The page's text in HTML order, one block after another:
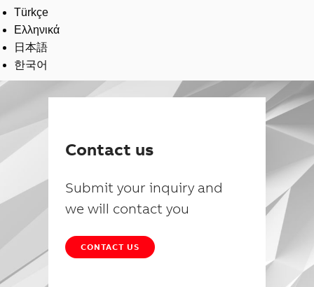
Türkçe
Ελληνικά
日本語
한국어
Contact us
Submit your inquiry and
we will contact you
CONTACT US